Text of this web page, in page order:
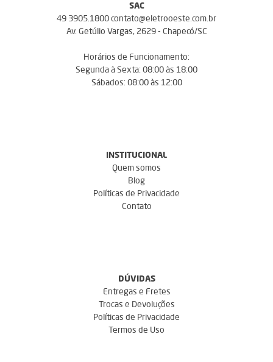
SAC
49 3905.1800 contato@eletrooeste.com.br
Av. Getúlio Vargas, 2629 - Chapecó/SC
Horários de Funcionamento:
Segunda à Sexta: 08:00 às 18:00
Sábados: 08:00 às 12:00
INSTITUCIONAL
Quem somos
Blog
Políticas de Privacidade
Contato
DÚVIDAS
Entregas e Fretes
Trocas e Devoluções
Políticas de Privacidade
Termos de Uso